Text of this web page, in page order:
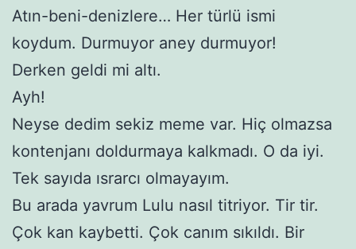
Atın-beni-denizlere… Her türlü ismi
koydum. Durmuyor aney durmuyor!
Derken geldi mi altı.
Ayh!
Neyse dedim sekiz meme var. Hiç olmazsa
kontenjanı doldurmaya kalkmadı. O da iyi.
Tek sayıda ısrarcı olmayayım.
Bu arada yavrum Lulu nasıl titriyor. Tir tir.
Çok kan kaybetti. Çok canım sıkıldı. Bir